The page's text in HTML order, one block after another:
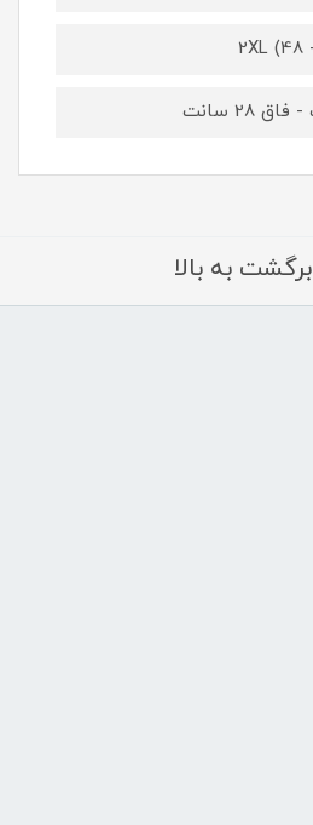
برگشت به بالا